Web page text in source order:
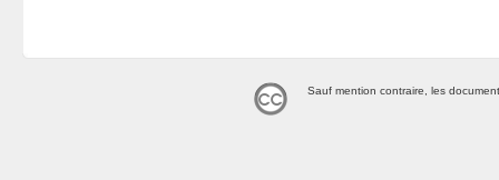
Sauf mention contraire, les